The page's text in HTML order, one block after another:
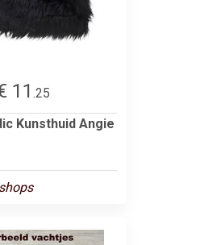
11 .25
Kunsthuid Angie